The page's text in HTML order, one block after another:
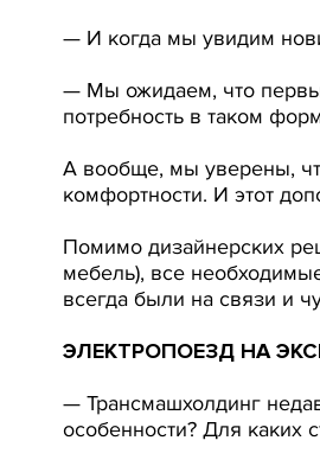
— И когда мы увидим
— Мы ожидаем, что
потребность в таком
А вообще, мы уверены,
комфортности. И этот
Помимо дизайнерских
мебель), все
всегда были на связи и
ЭЛЕКТРОПОЕЗД НА
— Трансмашхолдинг
особенности? Для каких